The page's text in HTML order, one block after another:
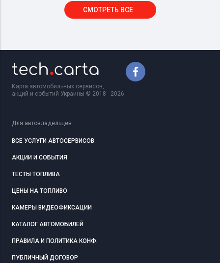
СМОТРЕТЬ ВСЕ
Карта автомобильных сервисов,
акций и событий Украины © 2018 - 2026
Для автовладельцев
ВСЕ УСЛУГИ АВТОСЕРВИСОВ
АКЦИИ И СОБЫТИЯ
ТЕСТЫ ТОПЛИВА
ЦЕНЫ НА ТОПЛИВО
КАМЕРЫ ВИДЕОФИКСАЦИИ
КАТАЛОГ АВТОМОБИЛЕЙ
ПРАВИЛА И ПОЛИТИКА КОНФ.
ПУБЛИЧНЫЙ ДОГОВОР